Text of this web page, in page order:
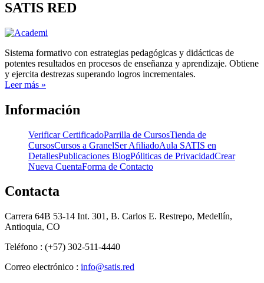
SATIS RED
Sistema formativo con estrategias pedagógicas y didácticas de
potentes resultados en procesos de enseñanza y aprendizaje. Obtiene
y ejercita destrezas superando logros incrementales.
Leer más »
Información
Verificar CertificadoParrilla de CursosTienda de
CursosCursos a GranelSer AfiliadoAula SATIS en
DetallesPublicaciones BlogPóliticas de PrivacidadCrear
Nueva CuentaForma de Contacto
Contacta
Carrera 64B 53-14 Int. 301, B. Carlos E. Restrepo, Medellín,
Antioquia, CO
Teléfono : (+57) 302-511-4440
Correo electrónico : info@satis.red